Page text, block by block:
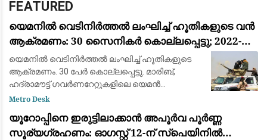
FEATURED
യെമനിൽ വെടിനിർത്തൽ ലംഘിച്ച് ഹൂതികളുടെ വൻ
ആക്രമണം: 30 സൈനികർ കൊല്ലപ്പെട്ടു; 2022-ന്
ശേഷമുള്ള ഏറ്റവും വലിയ ഏറ്റുമുട്ടൽ
യെമനിൽ വെടിനിർത്തൽ ലംഘിച്ച് ഹൂതികളുടെ
ആക്രമണം. 30 പേർ കൊല്ലപ്പെട്ടു. മാരിബ്,
ഹദ്രാമൗട്ട് ഗവർണറേറ്റുകളിലെ യെമൻ
എമർജൻസി ഫോഴ്‌സ് ക്യാമ്പുകൾക്ക്
വലിയ ആക്രമണമാണിത്
Metro Desk
യൂറോപ്പിനെ ഇരുട്ടിലാക്കാൻ അപൂർവ പൂർണ്ണ
സൂര്യഗ്രഹണം: ഓഗസ്റ്റ് 12-ന് സ്പെയിനിൽ